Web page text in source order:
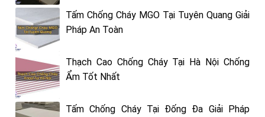
Tấm Chống Cháy MGO Tại Tuyên Quang Giải
Pháp An Toàn
Thạch Cao Chống Cháy Tại Hà Nội Chống
Ẩm Tốt Nhất
Tấm Chống Cháy Tại Đống Đa Giải Pháp